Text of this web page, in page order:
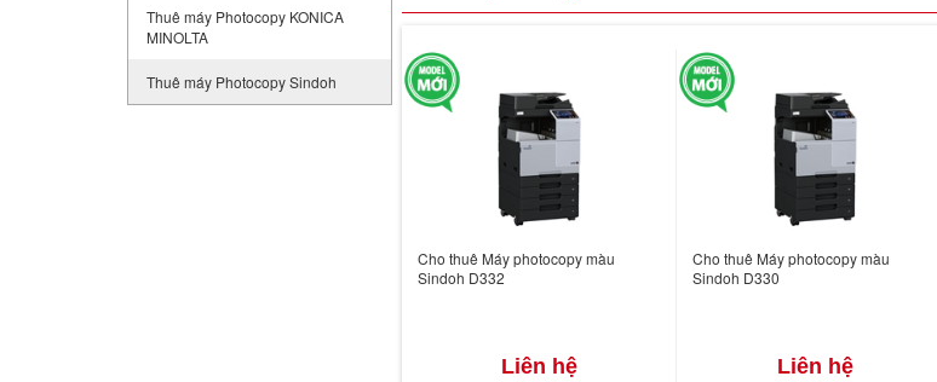
Thuê máy Photocopy KONICA
MINOLTA
Thuê máy Photocopy Sindoh
Cho thuê Máy photocopy màu
Sindoh D332
Liên hệ
Cho thuê Máy photocopy màu
Sindoh D330
Liên hệ